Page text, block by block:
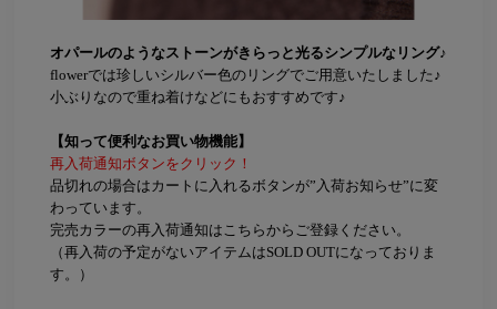
オパールのようなストーンがきらっと光るシンプルなリング♪
flowerでは珍しいシルバー色のリングでご用意いたしました♪
小ぶりなので重ね着けなどにもおすすめです♪
【知って便利なお買い物機能】
再入荷通知ボタンをクリック！
品切れの場合はカートに入れるボタンが”入荷お知らせ”に変
わっています。
完売カラーの再入荷通知はこちらからご登録ください。
（再入荷の予定がないアイテムはSOLD OUTになっておりま
す。）